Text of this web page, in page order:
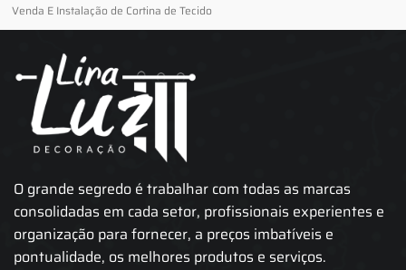
Venda E Instalação de Cortina de Tecido
O grande segredo é trabalhar com todas as marcas
consolidadas em cada setor, profissionais experientes e
organização para fornecer, a preços imbatíveis e
pontualidade, os melhores produtos e serviços.